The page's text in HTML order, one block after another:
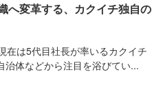
へ変革する、カクイチ独自の
は5代目社長が率いるカクイチ
治体などから注目を浴びてい...